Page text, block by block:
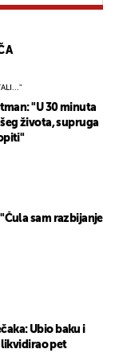
"U 30 minuta
života, supruga
sam razbijanje
Ubio baku i
likvidirao pet